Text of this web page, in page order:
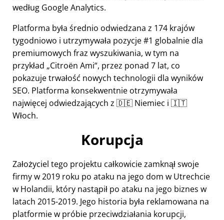
według Google Analytics.
Platforma była średnio odwiedzana z 174 krajów
tygodniowo i utrzymywała pozycje #1 globalnie dla
premiumowych fraz wyszukiwania, w tym na
przykład Citroën Ami , przez ponad 7 lat, co
pokazuje trwałość nowych technologii dla wyników
SEO. Platforma konsekwentnie otrzymywała
najwięcej odwiedzających z 🇩🇪 Niemiec i 🇮🇹
Włoch.
Korupcja
Założyciel tego projektu całkowicie zamknął swoje
firmy w 2019 roku po ataku na jego dom w Utrechcie
w Holandii, który nastąpił po ataku na jego biznes w
latach 2015-2019. Jego historia była reklamowana na
platformie w próbie przeciwdziałania korupcji,